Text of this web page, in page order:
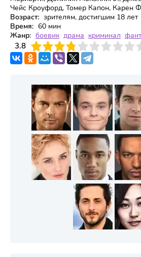
Чейс Кроуфорд, Томер Капон, Карен
Возраст: зрителям, достигшим 18 лет
Время: 60 мин
Жанр: боевик драма криминал
3.8
4 6 7 8 9 10